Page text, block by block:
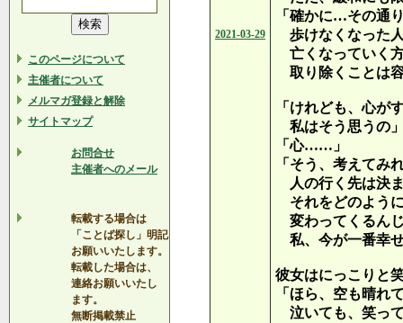
このページについて
主催者について
メルマガ登録と解除
サイトマップ
お問合せ
主催者へのメール
転載する場合は
「ことば探し」明記
お願いいたします。
転載した場合は、
連絡お願いいたし
ます。
無断掲載禁止
2021-03-29
「確かに…その通
歩けなくなった
亡くなっていく
取り除くことは
「けれども、心が
私はそう思うの
「心……」
「そう、考えてみ
人の行く先は決
それをどのよう
変わってくるん
私、今が一番幸
彼女はにっこりと
「ほら、空も晴れ
泣いても、笑っ